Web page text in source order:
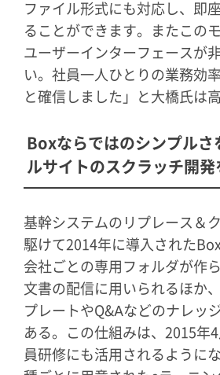
ファイル形式にも対応し、即
ることができます。またこの
ユーザーインターフェースが
い。社員一人ひとりの業務効
と確信しました」と大橋氏は
Boxならではのシンプルさ
ルサイトのスクラッチ開発
基幹システムのリプレース＆
駆けて2014年に導入された
会社ごとの専用フォルダが作
文書の配信に用いられるほか
プレートやQ&Aなどのナレッ
ある。この仕組みは、2015年
員研修にも活用されるように